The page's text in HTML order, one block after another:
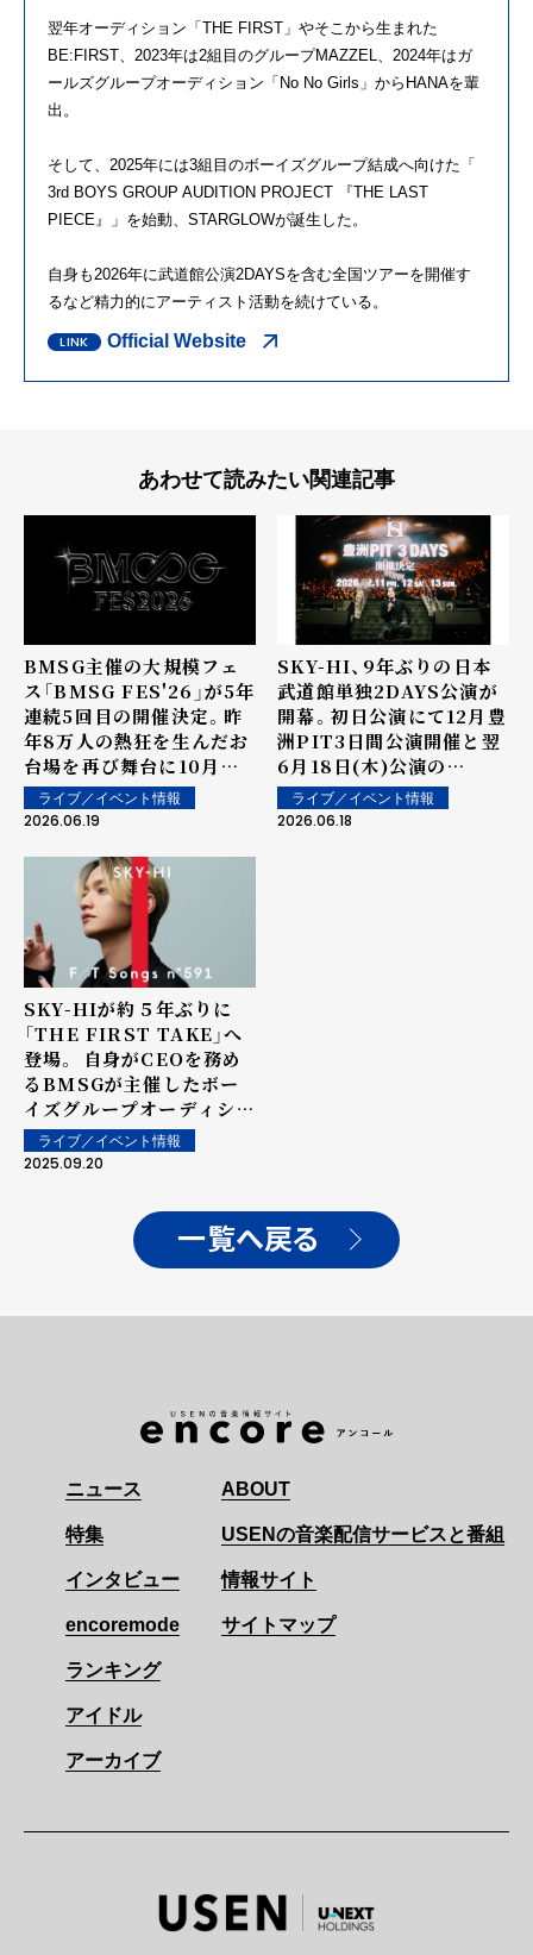
翌年オーディション「THE FIRST」やそこから生まれた
BE:FIRST、 2023年は2組目のグループMAZZEL、 2024年はガ
ールズグループオーディション「No No Girls」からHANAを輩
出。
そして、2025年には3組目のボーイズグループ結成へ向けた「
3rd BOYS GROUP AUDITION PROJECT 『THE LAST
PIECE』」を始動、STARGLOWが誕生した。
自身も2026年に武道館公演2DAYSを含む全国ツアーを開催す
るなど精力的にアーティスト活動を続けている。
Official Website
あわせて読みたい関連記事
BMSG主催の大規模フェ
ス「BMSG FES'26」が5年
連続5回目の開催決定。昨
年8万人の熱狂を生んだお
台場を再び舞台に10月に3
日間開催。SKY-HIツアー
ファイナル日本武道館公演
ライブ／イベント情報
2026.06.19
SKY-HI、9年ぶりの日本
武道館単独2DAYS公演が
開幕。初日公演にて12月豊
洲PIT3日間公演開催と翌
6月18日(木)公演の
YouTube生配信実施を発
表
ライブ／イベント情報
2026.06.18
SKY-HIが約５年ぶりに
「THE FIRST TAKE」へ
登場。 自身がCEOを務め
るBMSGが主催したボー
イズグループオーディショ
ン 「THE FIRST」のテー
マソング「To The First」
編成にて、情熱的な一発撮
りパフォーマンス。
ライブ／イベント情報
2025.09.20
一覧へ戻る
ニュース
特集
インタビュー
encoremode
ランキング
アイドル
アーカイブ
ABOUT
USENの音楽配信サービスと番組
情報サイト
サイトマップ